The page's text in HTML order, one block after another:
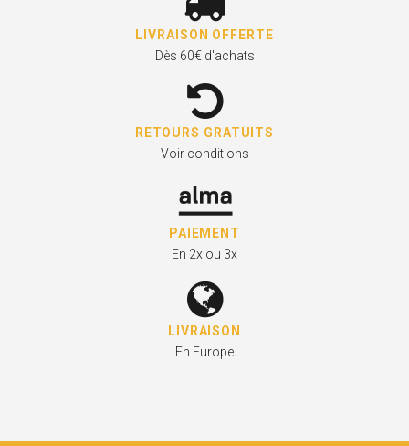
LIVRAISON OFFERTE
Dès 60€ d'achats
RETOURS GRATUITS
Voir conditions
PAIEMENT
En 2x ou 3x
LIVRAISON
En Europe